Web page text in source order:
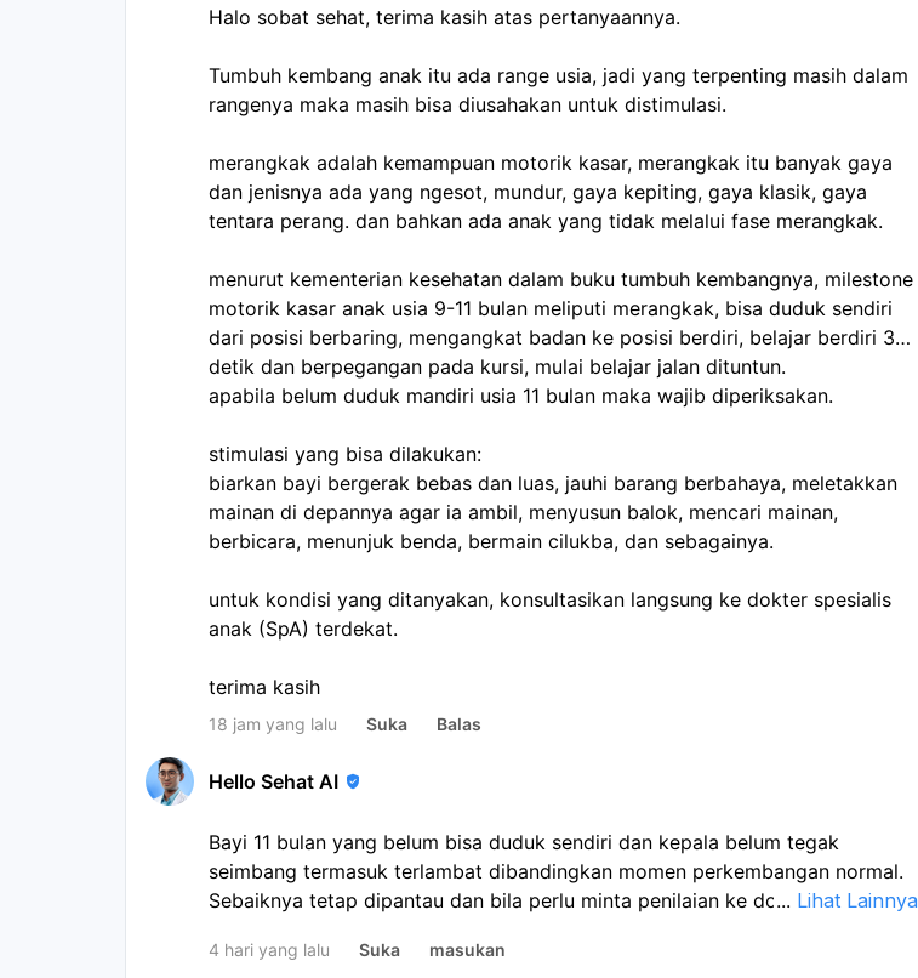
Halo sobat sehat, terima kasih atas pertanyaannya.
Tumbuh kembang anak itu ada range usia, jadi yang terpenting masih dalam
rangenya maka masih bisa diusahakan untuk distimulasi.
merangkak adalah kemampuan motorik kasar, merangkak itu banyak gaya
dan jenisnya ada yang ngesot, mundur, gaya kepiting, gaya klasik, gaya
tentara perang. dan bahkan ada anak yang tidak melalui fase merangkak.
menurut kementerian kesehatan dalam buku tumbuh kembangnya, milestone
motorik kasar anak usia 9-11 bulan meliputi merangkak, bisa duduk sendiri
dari posisi berbaring, mengangkat badan ke posisi berdiri, belajar berdiri 30
detik dan berpegangan pada kursi, mulai belajar jalan dituntun.
apabila belum duduk mandiri usia 11 bulan maka wajib diperiksakan.
stimulasi yang bisa dilakukan:
biarkan bayi bergerak bebas dan luas, jauhi barang berbahaya, meletakkan
mainan di depannya agar ia ambil, menyusun balok, mencari mainan,
berbicara, menunjuk benda, bermain cilukba, dan sebagainya.
untuk kondisi yang ditanyakan, konsultasikan langsung ke dokter spesialis
anak (SpA) terdekat.
terima kasih
18 jam yang lalu Suka Balas
Hello Sehat AI
Bayi 11 bulan yang belum bisa duduk sendiri dan kepala belum tegak
seimbang termasuk terlambat dibandingkan momen perkembangan normal.
Sebaiknya tetap dipantau dan bila perlu minta penilaian ke dokter anak atau
digendong.:
... Lihat Lainnya
4 hari yang lalu Suka masukan